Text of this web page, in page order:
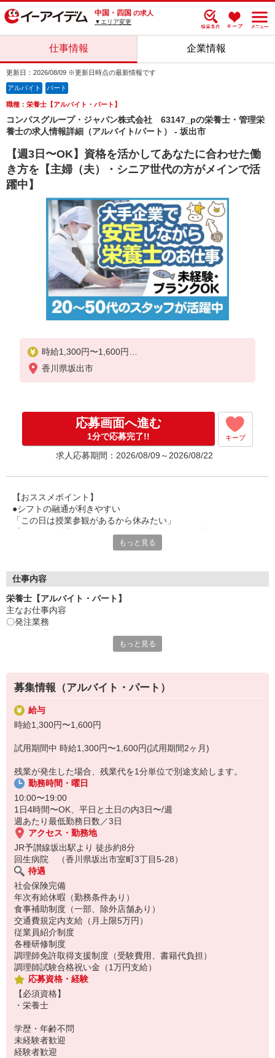
中国・四国 の求人
▼エリア変更
仕事情報 企業情報
更新日：2026/08/09 ※更新日時点の最新情報です
アルバイト パート
職種：栄養士【アルバイト・パート】
コンパスグループ・ジャパン株式会社 63147_pの栄養士・管理栄
養士の求人情報詳細（アルバイト/パート） - 坂出市
【週3日〜OK】資格を活かしてあなたに合わせた働
き方を【主婦（夫）・シニア世代の方がメインで活
躍中】
時給1,300円〜1,600円
試用期間中 時給1,300円〜1,600円(試用期間2ヶ月)
ます。
香川県坂出市
応募画面へ進む
1分で応募完了!! キープ
求人応募期間：2026/08/09～2026/08/22
【おススメポイント】
●シフトの融通が利きやすい
「この日は授業参観があるから休みたい」
家庭や趣味の都合にも柔軟に対応しますので、お気軽にご相談く
●20代〜50代の幅広い年代のスタッフが活躍中
躍中
●安心の教育体制
入社後は先輩たちが優しくフォローしながら進めますので、
安心してお仕事を始められます。
【会社について】
給食受託の外資系大手企業、コンパスグループ・ジャパン。
全国約1,500ヵ所で「コントラクトフードサービス」を展開して
います
もっと見る
仕事内容
栄養士【アルバイト・パート】
主なお仕事内容
〇発注業務
資格を活かして、お客様の栄養サポートをしませんか？
経験が浅い方でも、栄養士のやりがいを見つけることのできる環境
です。
発注や衛生管理だけでなく、盛り付けなどの調理補助も担当いただ
くことがございますので、
深みを出してくださいね♪
もっと見る
募集情報（アルバイト・パート）
給与
時給1,300円〜1,600円
試用期間中 時給1,300円〜1,600円(試用期間2ヶ月)
残業が発生した場合、残業代を1分単位で別途支給します。
勤務時間・曜日
10:00〜19:00
1日4時間〜OK、平日と土日の内3日〜/週
週あたり最低勤務日数／3日
アクセス・勤務地
JR予讃線坂出駅より 徒歩約8分
回生病院 （香川県坂出市室町3丁目5-28）
待遇
社会保険完備
年次有給休暇（勤務条件あり）
食事補助制度（一部、除外店舗あり）
交通費規定内支給（月上限5万円）
従業員紹介制度
各種研修制度
調理師免許取得支援制度（受験費用、書籍代負担）
調理師試験合格祝い金（1万円支給）
応募資格・経験
【必須資格】
・栄養士
学歴・年齢不問
未経験者歓迎
経験者歓迎